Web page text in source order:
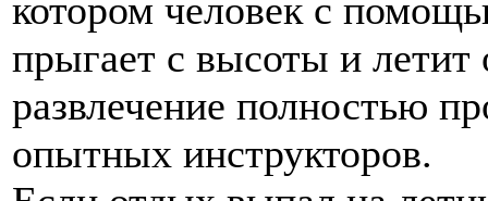
котором человек с
прыгает с высоты и летит
развлечение полностью
опытных инструкторов.